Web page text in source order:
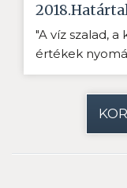
"A víz szalad,
értékek